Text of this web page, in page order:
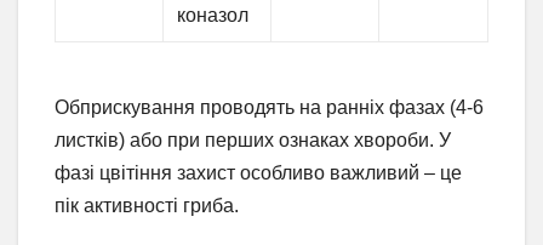
коназол
Обприскування проводять на ранніх фазах (4-6
листків) або при перших ознаках хвороби. У
фазі цвітіння захист особливо важливий – це
пік активності гриба.